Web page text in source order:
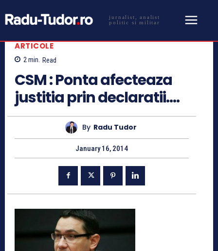
jurnalist, analist
politic si militar
ARTICOLE
2min. Read
CSM : Ponta afecteaza
justitia prin declaratii….
By Radu Tudor
January 16, 2014